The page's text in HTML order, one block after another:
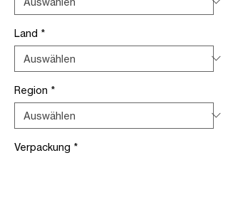
Land *
Region *
Verpackung *